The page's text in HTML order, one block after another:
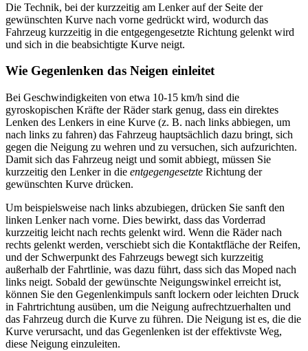
Die Technik, bei der kurzzeitig am Lenker auf der Seite der
gewünschten Kurve nach vorne gedrückt wird, wodurch das
Fahrzeug kurzzeitig in die entgegengesetzte Richtung gelenkt wird
und sich in die beabsichtigte Kurve neigt.
Wie Gegenlenken das Neigen einleitet
Bei Geschwindigkeiten von etwa 10-15 km/h sind die
gyroskopischen Kräfte der Räder stark genug, dass ein direktes
Lenken des Lenkers in eine Kurve (z. B. nach links abbiegen, um
nach links zu fahren) das Fahrzeug hauptsächlich dazu bringt, sich
gegen die Neigung zu wehren und zu versuchen, sich aufzurichten.
Damit sich das Fahrzeug neigt und somit abbiegt, müssen Sie
kurzzeitig den Lenker in die entgegengesetzte Richtung der
gewünschten Kurve drücken.
Um beispielsweise nach links abzubiegen, drücken Sie sanft den
linken Lenker nach vorne. Dies bewirkt, dass das Vorderrad
kurzzeitig leicht nach rechts gelenkt wird. Wenn die Räder nach
rechts gelenkt werden, verschiebt sich die Kontaktfläche der Reifen,
und der Schwerpunkt des Fahrzeugs bewegt sich kurzzeitig
außerhalb der Fahrtlinie, was dazu führt, dass sich das Moped nach
links neigt. Sobald der gewünschte Neigungswinkel erreicht ist,
können Sie den Gegenlenkimpuls sanft lockern oder leichten Druck
in Fahrtrichtung ausüben, um die Neigung aufrechtzuerhalten und
das Fahrzeug durch die Kurve zu führen. Die Neigung ist es, die die
Kurve verursacht, und das Gegenlenken ist der effektivste Weg,
diese Neigung einzuleiten.